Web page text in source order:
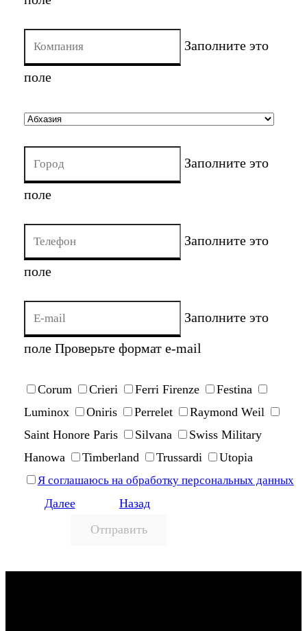
Заполните это
поле
Заполните это
поле
Заполните это
поле
Заполните это
поле Проверьте формат e-mail
Corum Crieri Ferri Firenze
Festina
Luminox
Oniris Perrelet
Raymond Weil
Saint Honore Paris
Silvana
Swiss Military
Hanowa
Timberland Trussardi Utopia
Я соглашаюсь на обработку персональных данных
Далее
Назад
Отправить